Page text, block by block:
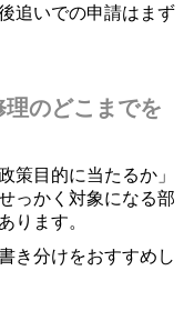
追いでの申請はまず
のどこまでを
策目的に当たるか」
っかく対象になる部
ります。
き分けをおすすめし